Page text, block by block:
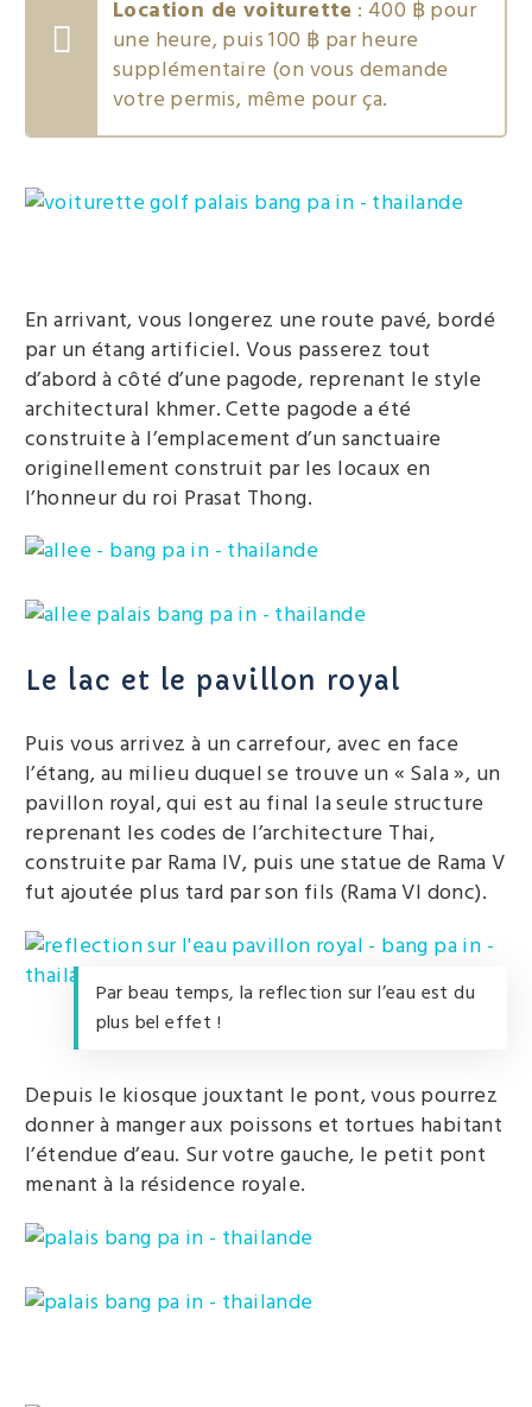
Location de voiturette : 400 ฿ pour
une heure, puis 100 ฿ par heure
supplémentaire (on vous demande
votre permis, même pour ça.
En arrivant, vous longerez une route pavé, bordé
par un étang artificiel. Vous passerez tout
d’abord à côté d’une pagode, reprenant le style
architectural khmer. Cette pagode a été
construite à l’emplacement d’un sanctuaire
originellement construit par les locaux en
l’honneur du roi Prasat Thong.
Le lac et le pavillon royal
Puis vous arrivez à un carrefour, avec en face
l’étang, au milieu duquel se trouve un « Sala », un
pavillon royal, qui est au final la seule structure
reprenant les codes de l’architecture Thai,
construite par Rama IV, puis une statue de Rama V
fut ajoutée plus tard par son fils (Rama VI donc).
Par beau temps, la reflection sur l’eau est du
plus bel effet !
Depuis le kiosque jouxtant le pont, vous pourrez
donner à manger aux poissons et tortues habitant
l’étendue d’eau. Sur votre gauche, le petit pont
menant à la résidence royale.